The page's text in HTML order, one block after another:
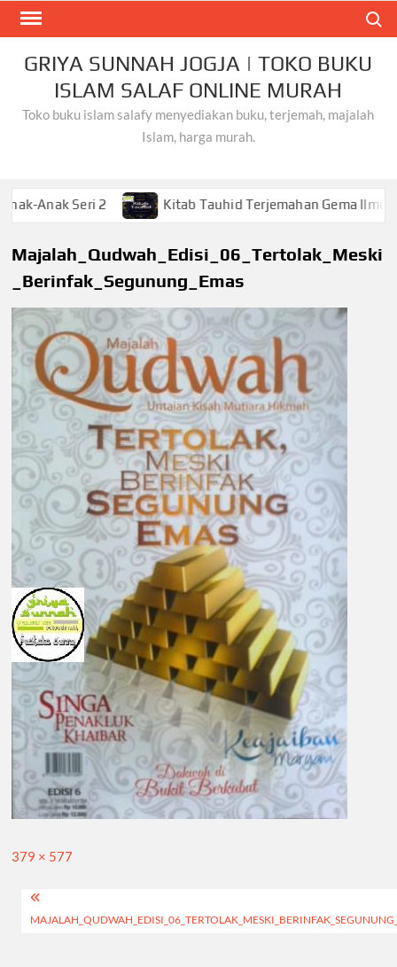
Skip
contentGRIYA SUNNAH JOGJA | TOKO BUKU
ISLAM SALAF ONLINE MURAH
Toko buku islam salafy menyediakan buku, terjemah, majalah
Islam, harga murah.
Seri 2 Kitab Tauhid Terjemahan Gema Ilmu
Majalah_Qudwah_Edisi_06_Tertolak_Meski
_Berinfak_Segunung_Emas
Full
379 × 577
Navigasi
pos